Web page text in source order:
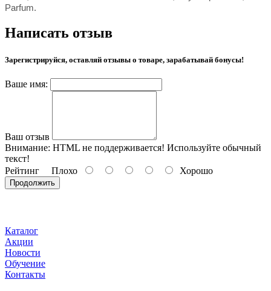
Parfum.
Написать отзыв
Зарегистрируйся, оставляй отзывы о товаре, зарабатывай бонусы!
Ваше имя:
Ваш отзыв
Внимание: HTML не поддерживается! Используйте обычный
текст!
Рейтинг Плохо Хорошо
Продолжить
Каталог
Акции
Новости
Обучение
Контакты